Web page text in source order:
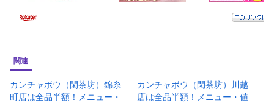
関連
カンチャボウ（閑茶坊）錦糸
町店は全品半額！メニュー・
カンチャボウ（閑茶坊）川越
店は全品半額！メニュー・値